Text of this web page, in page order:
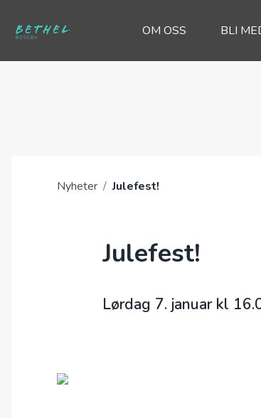
OM OSS BLI
Nyheter / Julefest!
Julefest!
Lørdag 7. januar kl